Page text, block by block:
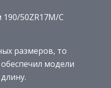
50ZR17M/C
размеров, то
модели